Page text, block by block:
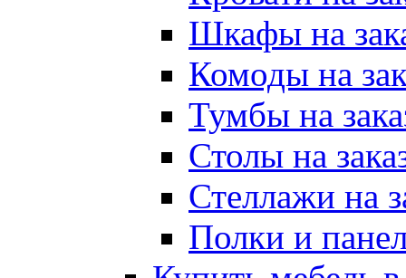
Шкафы на
Комоды на
Тумбы на
Столы на
Стеллажи на
Полки и